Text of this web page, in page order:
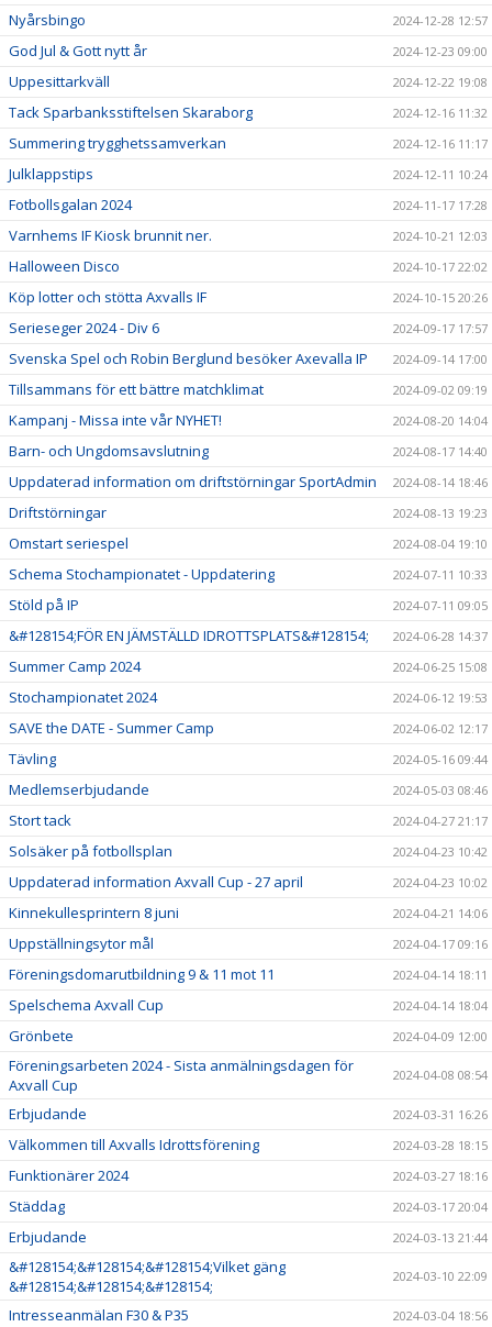
Nyårsbingo 2024-12-28 12:57
God Jul & Gott nytt år 2024-12-23 09:00
Uppesittarkväll 2024-12-22 19:08
Tack Sparbanksstiftelsen Skaraborg 2024-12-16 11:32
Summering trygghetssamverkan 2024-12-16 11:17
Julklappstips 2024-12-11 10:24
Fotbollsgalan 2024 2024-11-17 17:28
Varnhems IF Kiosk brunnit ner. 2024-10-21 12:03
Halloween Disco 2024-10-17 22:02
Köp lotter och stötta Axvalls IF 2024-10-15 20:26
Serieseger 2024 - Div 6 2024-09-17 17:57
Svenska Spel och Robin Berglund besöker Axevalla IP 2024-09-14 17:00
Tillsammans för ett bättre matchklimat 2024-09-02 09:19
Kampanj - Missa inte vår NYHET! 2024-08-20 14:04
Barn- och Ungdomsavslutning 2024-08-17 14:40
Uppdaterad information om driftstörningar SportAdmin 2024-08-14 18:46
Driftstörningar 2024-08-13 19:23
Omstart seriespel 2024-08-04 19:10
Schema Stochampionatet - Uppdatering 2024-07-11 10:33
Stöld på IP 2024-07-11 09:05
&#128154;FÖR EN JÄMSTÄLLD IDROTTSPLATS&#128154; 2024-06-28 14:37
Summer Camp 2024 2024-06-25 15:08
Stochampionatet 2024 2024-06-12 19:53
SAVE the DATE - Summer Camp 2024-06-02 12:17
Tävling 2024-05-16 09:44
Medlemserbjudande 2024-05-03 08:46
Stort tack 2024-04-27 21:17
Solsäker på fotbollsplan 2024-04-23 10:42
Uppdaterad information Axvall Cup - 27 april 2024-04-23 10:02
Kinnekullesprintern 8 juni 2024-04-21 14:06
Uppställningsytor mål 2024-04-17 09:16
Föreningsdomarutbildning 9 & 11 mot 11 2024-04-14 18:11
Spelschema Axvall Cup 2024-04-14 18:04
Grönbete 2024-04-09 12:00
Föreningsarbeten 2024 - Sista anmälningsdagen för
Axvall Cup
2024-04-08 08:54
Erbjudande 2024-03-31 16:26
Välkommen till Axvalls Idrottsförening 2024-03-28 18:15
Funktionärer 2024 2024-03-27 18:16
Städdag 2024-03-17 20:04
Erbjudande 2024-03-13 21:44
&#128154;&#128154;&#128154;Vilket gäng
&#128154;&#128154;&#128154;
2024-03-10 22:09
Intresseanmälan F30 & P35 2024-03-04 18:56